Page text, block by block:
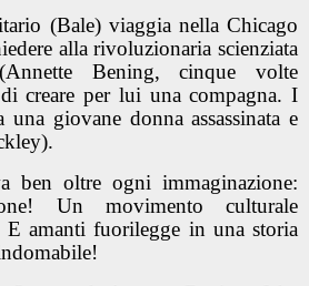
(Bale) viaggia nella Chicago
alla rivoluzionaria scienziata
Bening, cinque volte
di creare per lui una compagna. I
giovane donna assassinata e
ben oltre ogni immaginazione:
Un movimento culturale
E amanti fuorilegge in una storia